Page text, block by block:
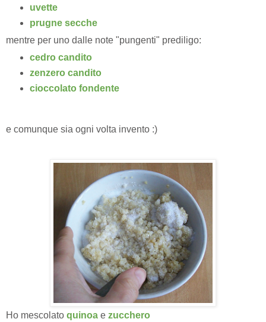
uvette
prugne secche
mentre per uno dalle note "pungenti" prediligo:
cedro candito
zenzero candito
cioccolato fondente
e comunque sia ogni volta invento :)
Ho mescolato quinoa e zucchero